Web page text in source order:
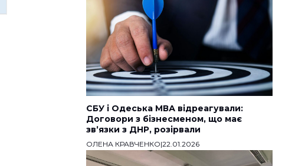
СБУ і Одеська МВА відреагували:
Договори з бізнесменом, що має
звʼязки з ДНР, розірвали
ОЛЕНА КРАВЧЕНКО|22.01.2026